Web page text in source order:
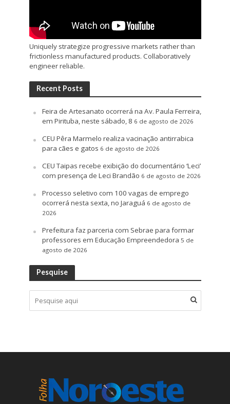
Uniquely strategize progressive markets rather than
frictionless manufactured products. Collaboratively
engineer reliable.
Recent Posts
Feira de Artesanato ocorrerá na Av. Paula Ferreira,
em Pirituba, neste sábado, 8 6 de agosto de 2026
CEU Pêra Marmelo realiza vacinação antirrabica
para cães e gatos 6 de agosto de 2026
CEU Taipas recebe exibição do documentário ‘Leci’
com presença de Leci Brandão 6 de agosto de 2026
Processo seletivo com 100 vagas de emprego
ocorrerá nesta sexta, no Jaraguá 6 de agosto de
2026
Prefeitura faz parceria com Sebrae para formar
professores em Educação Empreendedora 5 de
agosto de 2026
Pesquise